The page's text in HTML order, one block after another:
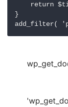
return
}
add_filter(